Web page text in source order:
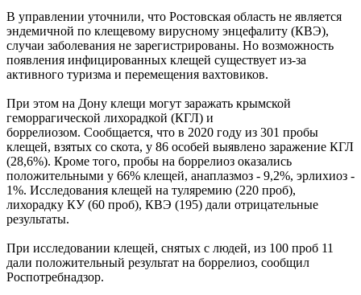
В управлении уточнили, что Ростовская область не является
эндемичной по клещевому вирусному энцефалиту (КВЭ),
случаи заболевания не зарегистрированы. Но возможность
появления инфицированных клещей существует из-за
активного туризма и перемещения вахтовиков.
При этом на Дону клещи могут заражать крымской
геморрагической лихорадкой (КГЛ) и
боррелиозом. Сообщается, что в 2020 году из 301 пробы
клещей, взятых со скота, у 86 особей выявлено заражение КГЛ
(28,6%). Кроме того, пробы на боррелиоз оказались
положительными у 66% клещей, анаплазмоз - 9,2%, эрлихиоз -
1%. Исследования клещей на туляремию (220 проб),
лихорадку КУ (60 проб), КВЭ (195) дали отрицательные
результаты.
При исследовании клещей, снятых с людей, из 100 проб 11
дали положительный результат на боррелиоз, сообщил
Роспотребнадзор.